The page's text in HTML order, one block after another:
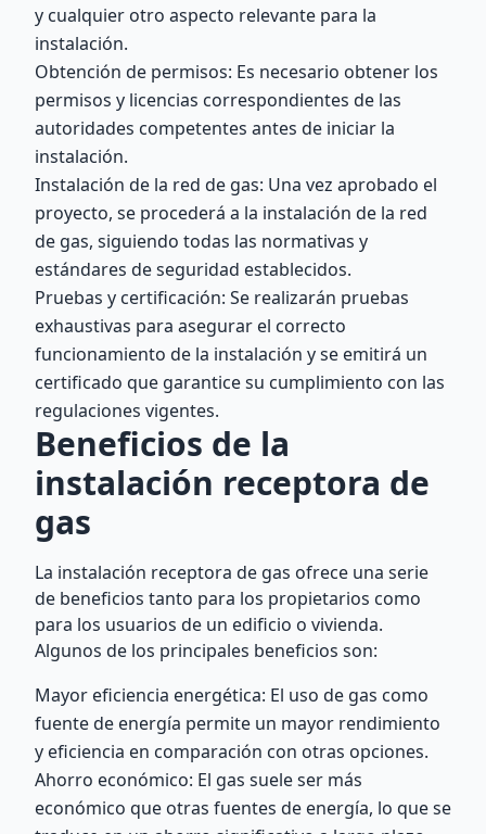
y cualquier otro aspecto relevante para la
instalación.
Obtención de permisos: Es necesario obtener los
permisos y licencias correspondientes de las
autoridades competentes antes de iniciar la
instalación.
Instalación de la red de gas: Una vez aprobado el
proyecto, se procederá a la instalación de la red
de gas, siguiendo todas las normativas y
estándares de seguridad establecidos.
Pruebas y certificación: Se realizarán pruebas
exhaustivas para asegurar el correcto
funcionamiento de la instalación y se emitirá un
certificado que garantice su cumplimiento con las
regulaciones vigentes.
Beneficios de la
instalación receptora de
gas
La instalación receptora de gas ofrece una serie
de beneficios tanto para los propietarios como
para los usuarios de un edificio o vivienda.
Algunos de los principales beneficios son:
Mayor eficiencia energética: El uso de gas como
fuente de energía permite un mayor rendimiento
y eficiencia en comparación con otras opciones.
Ahorro económico: El gas suele ser más
económico que otras fuentes de energía, lo que se